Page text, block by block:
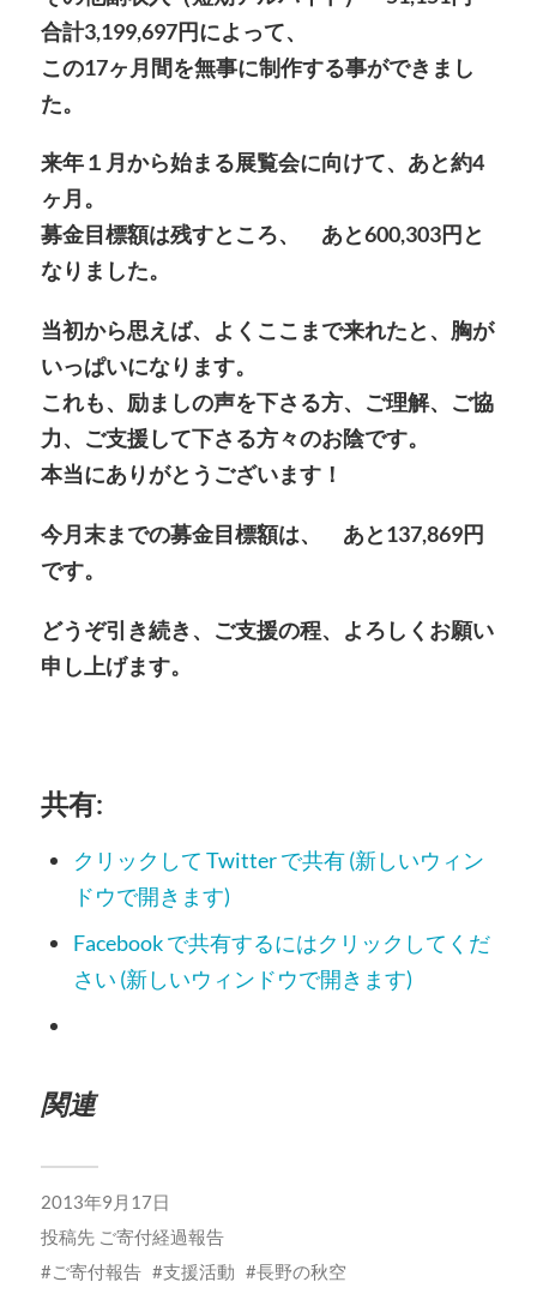
合計3,199,697円によって、
この17ヶ月間を無事に制作する事ができまし
た。
来年１月から始まる展覧会に向けて、あと約4
ヶ月。
募金目標額は残すところ、 あと600,303円と
なりました。
当初から思えば、よくここまで来れたと、胸が
いっぱいになります。
これも、励ましの声を下さる方、ご理解、ご協
力、ご支援して下さる方々のお陰です。
本当にありがとうございます！
今月末までの募金目標額は、 あと137,869円
です。
どうぞ引き続き、ご支援の程、よろしくお願い
申し上げます。
共有:
クリックして Twitter で共有 (新しいウィン
ドウで開きます)
Facebook で共有するにはクリックしてくだ
さい (新しいウィンドウで開きます)
関連
2013年9月17日
投稿先 ご寄付経過報告
ご寄付報告
支援活動 長野の秋空